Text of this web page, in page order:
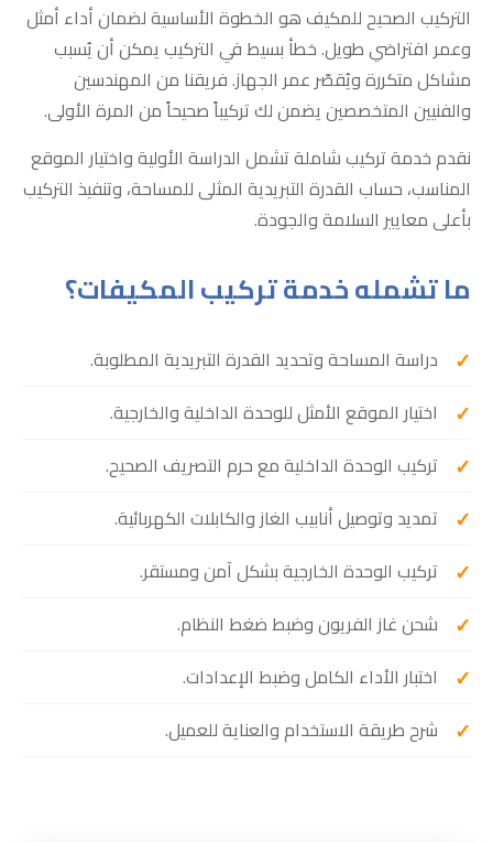
التركيب الصحيح للمكيف هو الخطوة الأساسية لضمان أداء أمثل
وعمر افتراضي طويل. خطأ بسيط في التركيب يمكن أن يُسبب
مشاكل متكررة ويُقصّر عمر الجهاز. فريقنا من المهندسين
والفنيين المتخصصين يضمن لك تركيباً صحيحاً من المرة الأولى.
نقدم خدمة تركيب شاملة تشمل الدراسة الأولية واختيار الموقع
المناسب، حساب القدرة التبريدية المثلى للمساحة، وتنفيذ التركيب
بأعلى معايير السلامة والجودة.
ما تشمله خدمة تركيب المكيفات؟
دراسة المساحة وتحديد القدرة التبريدية المطلوبة.
اختيار الموقع الأمثل للوحدة الداخلية والخارجية.
تركيب الوحدة الداخلية مع حرم التصريف الصحيح.
تمديد وتوصيل أنابيب الغاز والكابلات الكهربائية.
تركيب الوحدة الخارجية بشكل آمن ومستقر.
شحن غاز الفريون وضبط ضغط النظام.
اختبار الأداء الكامل وضبط الإعدادات.
شرح طريقة الاستخدام والعناية للعميل.